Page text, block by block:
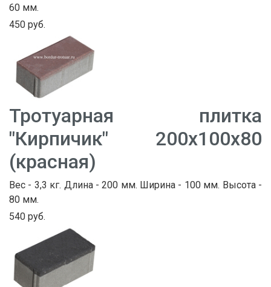
60 мм.
450 руб.
Тротуарная плитка
"Кирпичик" 200х100х80
(красная)
Вес - 3,3 кг. Длина - 200 мм. Ширина - 100 мм. Высота -
80 мм.
540 руб.